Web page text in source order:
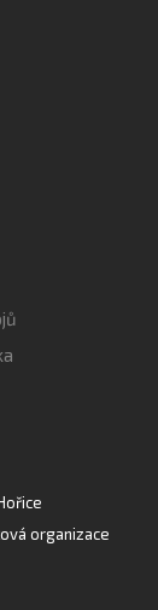
organizace